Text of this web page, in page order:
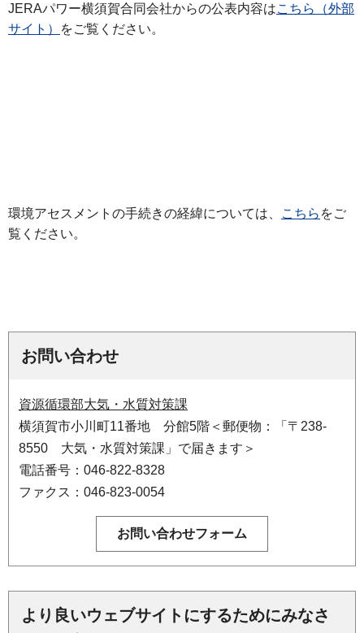
JERAパワー横須賀合同会社からの公表内容はこちら（外部
サイト）
をご覧ください。
環境アセスメントの手続きの経緯については、 こちら をご
覧ください。
お問い合わせ
資源循環部大気・水質対策課
横須賀市小川町11番地 分館5階＜郵便物：「〒238-
8550 大気・水質対策課」で届きます＞
電話番号：046-822-8328
ファクス：046-823-0054
より良いウェブサイトにするためにみなさ